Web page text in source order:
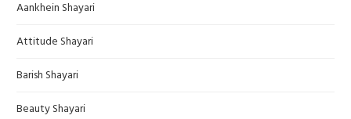
Aankhein Shayari
Attitude Shayari
Barish Shayari
Beauty Shayari